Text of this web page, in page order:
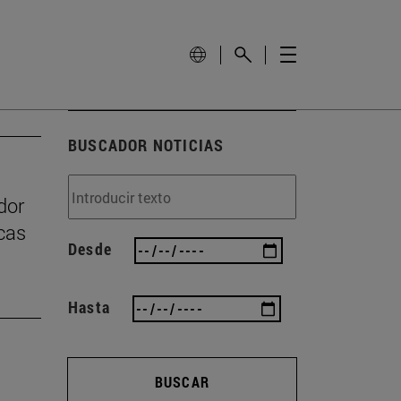
BUSCADOR NOTICIAS
Desde
Hasta
BUSCAR